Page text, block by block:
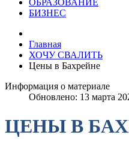
ОБРАЗОВАНИЕ
БИЗНЕС
Главная
ХОЧУ СВАЛИТЬ
Цены в Бахрейне
Информация о материале
Обновлено: 13 марта
ЦЕНЫ В